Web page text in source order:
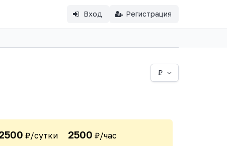
Вход Регистрация
₽
₽/сутки 2500 ₽/час